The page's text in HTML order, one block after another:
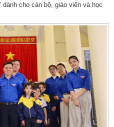
dành cho cán bộ, giáo viên và học